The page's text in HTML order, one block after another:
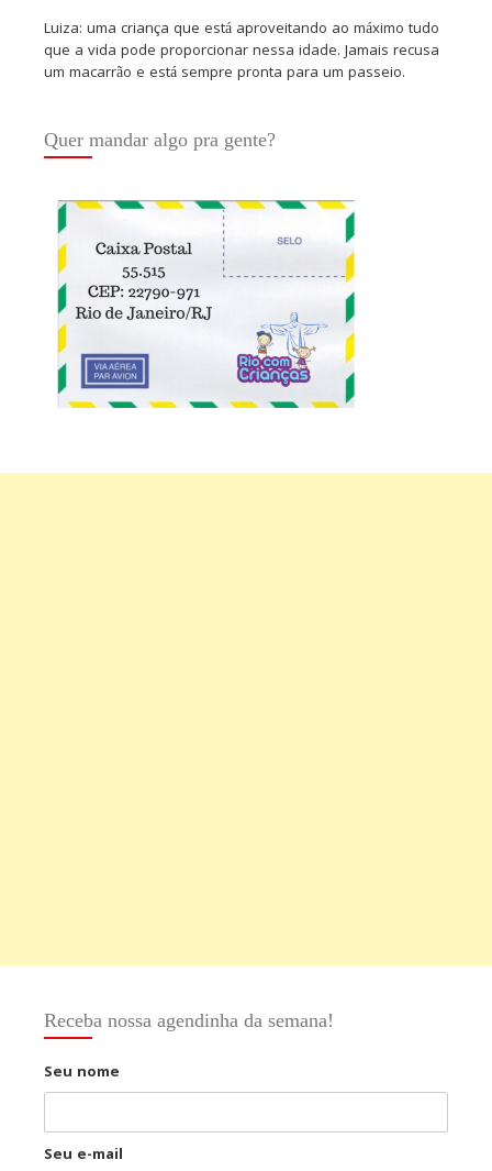
Luiza: uma criança que está aproveitando ao máximo tudo
que a vida pode proporcionar nessa idade. Jamais recusa
um macarrão e está sempre pronta para um passeio.
Quer mandar algo pra gente?
Receba nossa agendinha da semana!
Seu nome
Seu e-mail